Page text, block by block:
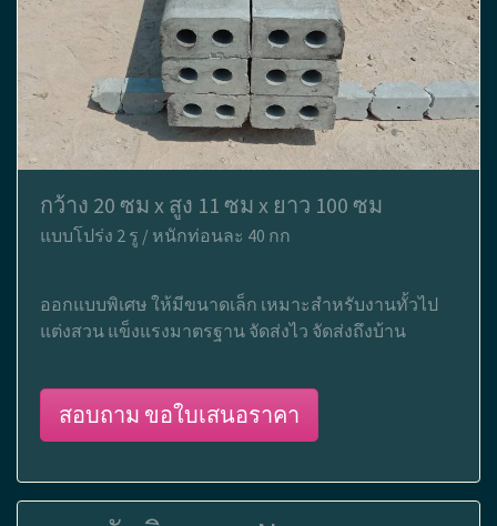
กว้าง 20 ซม x สูง 11 ซม x ยาว 100 ซม
แบบโปร่ง 2 รู / หนักท่อนละ 40 กก
ออกแบบพิเศษ ให้มีขนาดเล็ก เหมาะสำหรับงานทั้วไป
แต่งสวน แข็งแรงมาตรฐาน จัดส่งไว จัดส่งถึงบ้าน
สอบถาม ขอใบเสนอราคา